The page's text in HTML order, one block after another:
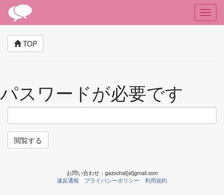
TOP
パスワードが必要です
閲覧する
お問い合わせ：gazochat[at]gmail.com
違反通報
プライバシーポリシー 利用規約